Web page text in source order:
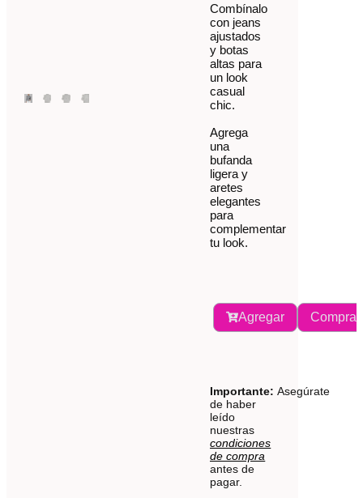
Combínalo
con jeans
ajustados
y botas
altas para
un look
casual
chic.
Agrega
una
bufanda
ligera y
aretes
elegantes
para
complementar
tu look.
Agregar Comprar
Importante: Asegúrate
de haber
leído
nuestras
condiciones
de compra
antes de
pagar.